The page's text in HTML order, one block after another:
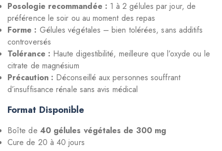
Posologie recommandée : 1 à 2 gélules par jour, de
préférence le soir ou au moment des repas
Forme : Gélules végétales – bien tolérées, sans additifs
controversés
Tolérance : Haute digestibilité, meilleure que l’oxyde ou le
citrate de magnésium
Précaution : Déconseillé aux personnes souffrant
d’insuffisance rénale sans avis médical
Format Disponible
Boîte de 40 gélules végétales de 300 mg
Cure de 20 à 40 jours